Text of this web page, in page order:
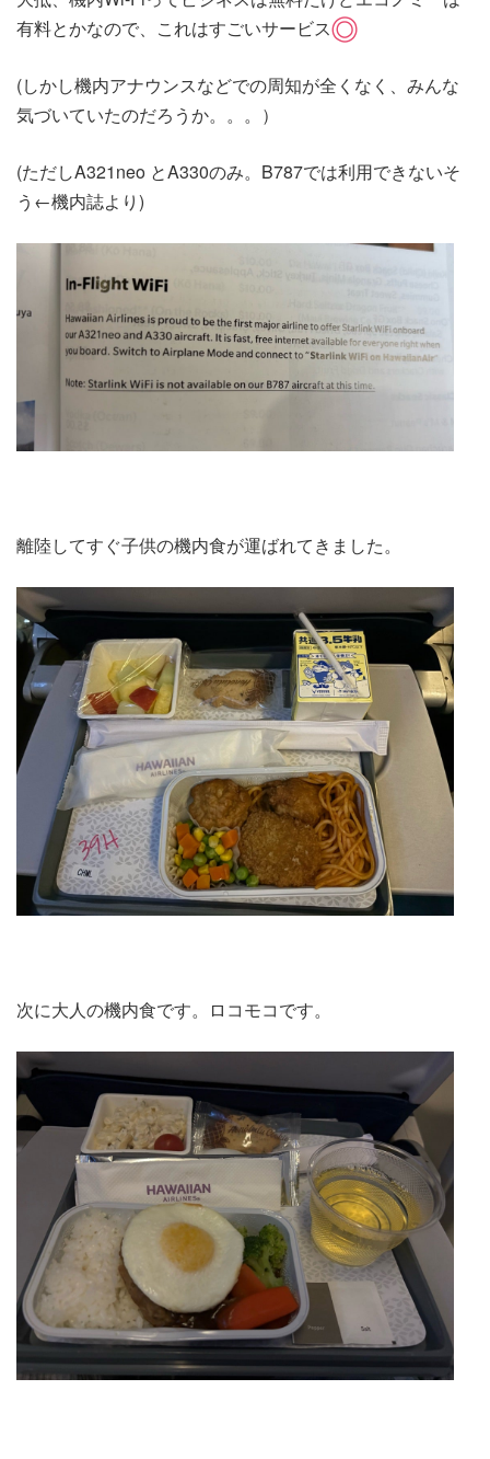
有料とかなので、これはすごいサービス
(しかし機内アナウンスなどでの周知が全くなく、みんな
気づいていたのだろうか。。。）
(ただしA321neo とA330のみ。B787では利用できないそ
う←機内誌より)
離陸してすぐ子供の機内食が運ばれてきました。
次に大人の機内食です。ロコモコです。